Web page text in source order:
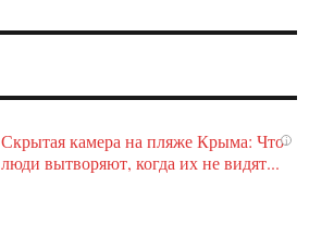
i
Скрытая камера на пляже Крыма: Что
люди вытворяют, когда их не видят...